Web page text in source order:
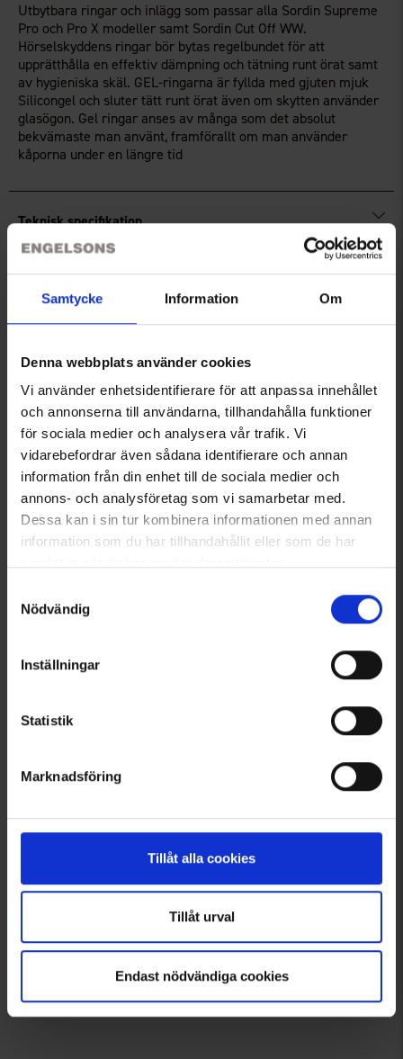
Samtycke Information Om
Denna webbplats använder cookies
Vi använder enhetsidentifierare för att anpassa innehållet
och annonserna till användarna, tillhandahålla funktioner
för sociala medier och analysera vår trafik. Vi
vidarebefordrar även sådana identifierare och annan
information från din enhet till de sociala medier och
annons- och analysföretag som vi samarbetar med.
Dessa kan i sin tur kombinera informationen med annan
information som du har tillhandahållit eller som de har
Nödvändig
Inställningar
Statistik
Marknadsföring
Tillåt alla cookies
Tillåt urval
Endast nödvändiga cookies
Utbytbara ringar och inlägg som passar alla Sordin Supreme
Pro och Pro X modeller samt Sordin Cut Off WW.
Hörselskyddens ringar bör bytas regelbundet för att
upprätthålla en effektiv dämpning och tätning runt örat samt
av hygieniska skäl. GEL-ringarna är fyllda med gjuten mjuk
Silicongel och sluter tätt runt örat även om skytten använder
glasögon. Gel ringar anses av många som det absolut
bekvämaste man använt, framförallt om man använder
kåporna under en längre tid
Teknisk specifikation
Du kanske också behöver
Hörselskydd Grön
Liknande produkter
Tagga dina bilder med @engelsons så kan du också synas här!